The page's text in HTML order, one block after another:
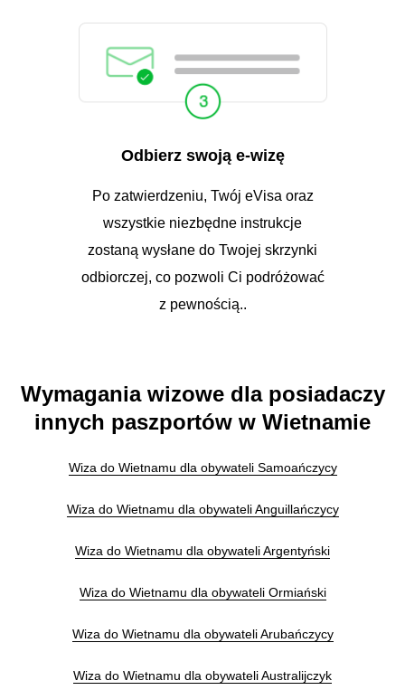
Odbierz swoją e-wizę
Po zatwierdzeniu, Twój eVisa oraz
wszystkie niezbędne instrukcje
zostaną wysłane do Twojej skrzynki
odbiorczej, co pozwoli Ci podróżować
z pewnością..
Wymagania wizowe dla posiadaczy
innych paszportów w Wietnamie
Wiza do Wietnamu dla obywateli Samoańczycy
Wiza do Wietnamu dla obywateli Anguillańczycy
Wiza do Wietnamu dla obywateli Argentyński
Wiza do Wietnamu dla obywateli Ormiański
Wiza do Wietnamu dla obywateli Arubańczycy
Wiza do Wietnamu dla obywateli Australijczyk